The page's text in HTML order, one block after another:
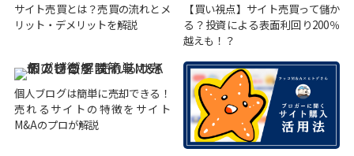
サイト売買とは？売買の流れとメ
リット・デメリットを解説
【買い視点】サイト売買って儲か
る？投資による表面利回り200％
越えも！？
個人ブログは簡単に売却できる！
売れるサイトの特徴をサイト
M&Aのプロが解説